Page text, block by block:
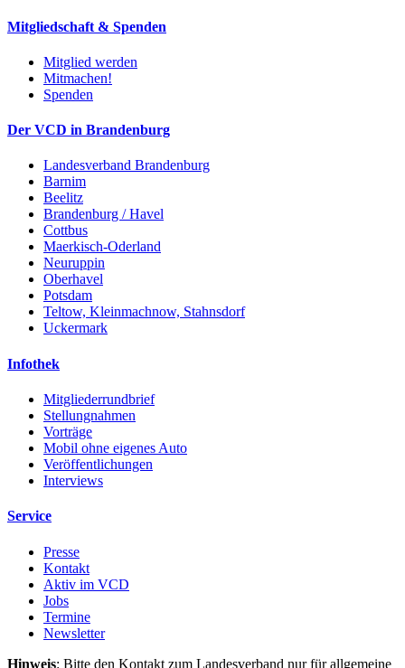
Mitgliedschaft & Spenden
Mitglied werden
Mitmachen!
Spenden
Der VCD in Brandenburg
Landesverband Brandenburg
Barnim
Beelitz
Brandenburg / Havel
Cottbus
Maerkisch-Oderland
Neuruppin
Oberhavel
Potsdam
Teltow, Kleinmachnow, Stahnsdorf
Uckermark
Infothek
Mitgliederrundbrief
Stellungnahmen
Vorträge
Mobil ohne eigenes Auto
Veröffentlichungen
Interviews
Service
Presse
Kontakt
Aktiv im VCD
Jobs
Termine
Newsletter
Hinweis: Bitte den Kontakt zum Landesverband nur für allgemeine